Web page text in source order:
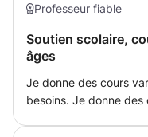
Professeur fiable
Soutien scolaire,
âges
Je donne des cours
besoins. Je donne